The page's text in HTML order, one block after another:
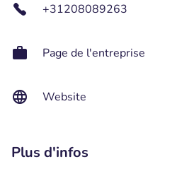
+31208089263
Page de l'entreprise
Website
Plus d'infos